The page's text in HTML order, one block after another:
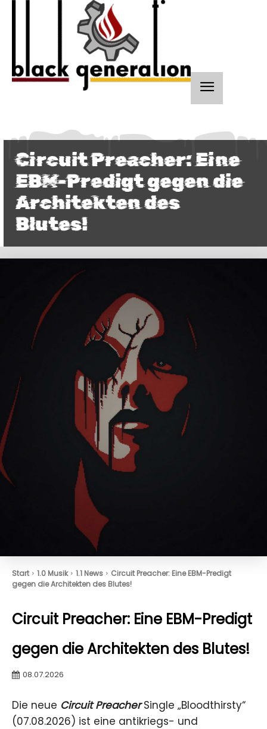
Circuit Preacher: Eine
EBM-Predigt gegen die
Architekten des
Blutes!
Start 1.0 Musik 1.1 News
Circuit Preacher: Eine EBM-Predigt
gegen die Architekten des Blutes!
Circuit Preacher: Eine EBM-Predigt
gegen die Architekten des Blutes!
08.07.2026
Die neue Circuit PreacherSingle „Bloodthirsty“
(07.08.2026) ist eine antikriegs- und